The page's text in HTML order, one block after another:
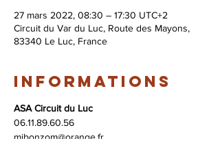
27 mars 2022, 08:30 – 17:30 UTC+2
Circuit du Var du Luc, Route des Mayons,
83340 Le Luc, France
Informations
ASA Circuit du Luc
06.11.89.60.56
mibonzom@orange.fr